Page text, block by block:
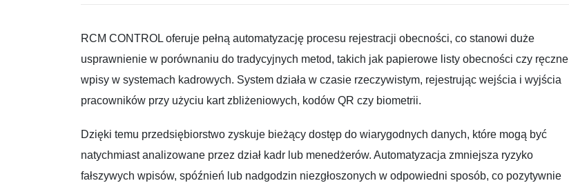
RCM CONTROL oferuje pełną automatyzację procesu rejestracji obecności, co stanowi duże
usprawnienie w porównaniu do tradycyjnych metod, takich jak papierowe listy obecności czy ręczne
wpisy w systemach kadrowych. System działa w czasie rzeczywistym, rejestrując wejścia i wyjścia
pracowników przy użyciu kart zbliżeniowych, kodów QR czy biometrii.
Dzięki temu przedsiębiorstwo zyskuje bieżący dostęp do wiarygodnych danych, które mogą być
natychmiast analizowane przez dział kadr lub menedżerów. Automatyzacja zmniejsza ryzyko
fałszywych wpisów, spóźnień lub nadgodzin niezgłoszonych w odpowiedni sposób, co pozytywnie